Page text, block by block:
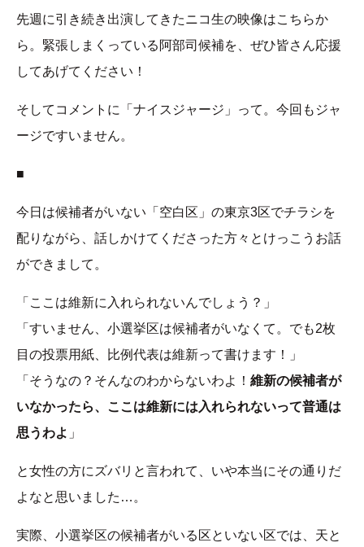
先週に引き続き出演してきたニコ生の映像はこちらか
ら。緊張しまくっている阿部司候補を、ぜひ皆さん応援
してあげてください！
そしてコメントに「ナイスジャージ」って。今回もジャ
ージですいません。
■
今日は候補者がいない「空白区」の東京3区でチラシを
配りながら、話しかけてくださった方々とけっこうお話
ができまして。
「ここは維新に入れられないんでしょう？」
「すいません、小選挙区は候補者がいなくて。でも2枚
目の投票用紙、比例代表は維新って書けます！」
「そうなの？そんなのわからないわよ！ 維新の候補者が
いなかったら、ここは維新には入れられないって普通は
思うわよ 」
と女性の方にズバリと言われて、いや本当にその通りだ
よなと思いました…。
実際、小選挙区の候補者がいる区といない区では、天と